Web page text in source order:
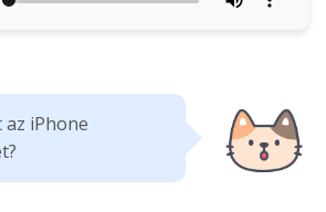
iPhone